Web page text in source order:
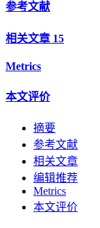
参考文献
相关文章 15
Metrics
本文评价
摘要
参考文献
相关文章
编辑推荐
Metrics
本文评价